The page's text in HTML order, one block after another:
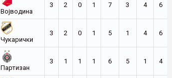
Војводина
3 2 0 1 7 3 4 6
Чукарички
3 2 0 1 5 1 4 6
Партизан
3 1 1 1 6 5 1 4